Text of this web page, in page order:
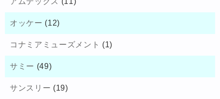
オッケー (12)
コナミアミューズメント (1)
サミー (49)
サンスリー (19)